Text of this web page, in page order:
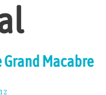
Grand Macabre